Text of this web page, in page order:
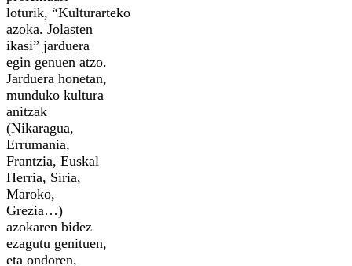
loturik, “Kulturarteko
azoka. Jolasten
ikasi” jarduera
egin genuen atzo.
Jarduera honetan,
munduko kultura
anitzak
(Nikaragua,
Errumania,
Frantzia, Euskal
Herria, Siria,
Maroko,
Grezia…)
azokaren bidez
ezagutu genituen,
eta ondoren,